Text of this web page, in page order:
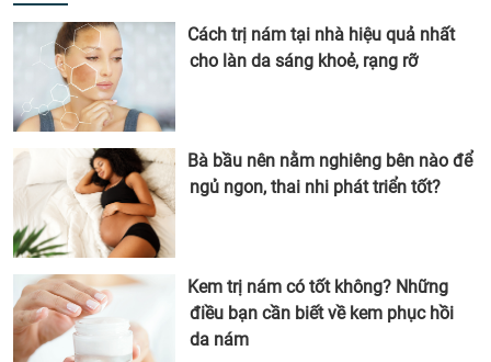
Cách trị nám tại nhà hiệu quả nhất
cho làn da sáng khoẻ, rạng rỡ
Bà bầu nên nằm nghiêng bên nào để
ngủ ngon, thai nhi phát triển tốt?
Kem trị nám có tốt không? Những
điều bạn cần biết về kem phục hồi
da nám